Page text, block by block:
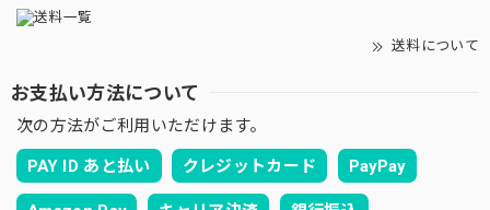
送料について
お支払い方法について
次の方法がご利用いただけます。
PAY ID あと払い クレジットカード PayPay